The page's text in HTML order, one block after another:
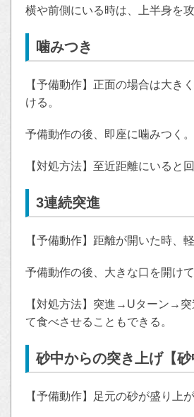
横や前側にいる時は、上半身を攻
噛みつき
【予備動作】正面の場合は大き
ける。
予備動作の後、即座に噛みつく。
【対処方法】至近距離にいると
3連続突進
【予備動作】距離が開いた時、
予備動作の後、大きな口を開け
【対処方法】突進→Uターン→
て食べさせることもできる。
砂中からの突き上げ【砂
【予備動作】足元の砂が盛り上が